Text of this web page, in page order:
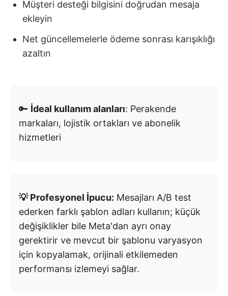
Müşteri desteği bilgisini doğrudan mesaja
ekleyin
Net güncellemelerle ödeme sonrası karışıklığı
azaltın
🔑 İdeal kullanım alanları: Perakende
markaları, lojistik ortakları ve abonelik
hizmetleri
💡 Profesyonel İpucu: Mesajları A/B test
ederken farklı şablon adları kullanın; küçük
değişiklikler bile Meta'dan ayrı onay
gerektirir ve mevcut bir şablonu varyasyon
için kopyalamak, orijinali etkilemeden
performansı izlemeyi sağlar.